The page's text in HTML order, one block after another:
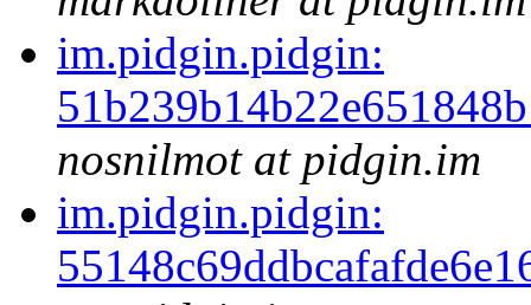
im.pidgin.pidgin:
nosnilmot at pidgin.im
im.pidgin.pidgin: